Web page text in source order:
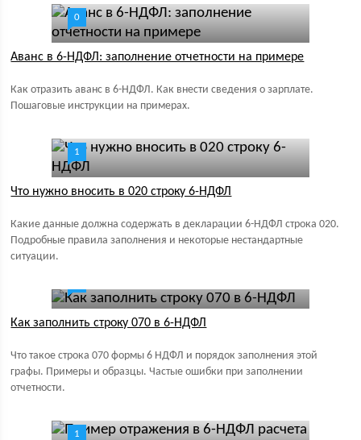
0
Аванс в 6-НДФЛ: заполнение отчетности на примере
Как отразить аванс в 6-НДФЛ. Как внести сведения о зарплате.
Пошаговые инструкции на примерах.
1
Что нужно вносить в 020 строку 6-НДФЛ
Какие данные должна содержать в декларации 6-НДФЛ строка 020.
Подробные правила заполнения и некоторые нестандартные
ситуации.
Как заполнить строку 070 в 6-НДФЛ
Что такое строка 070 формы 6 НДФЛ и порядок заполнения этой
графы. Примеры и образцы. Частые ошибки при заполнении
отчетности.
1